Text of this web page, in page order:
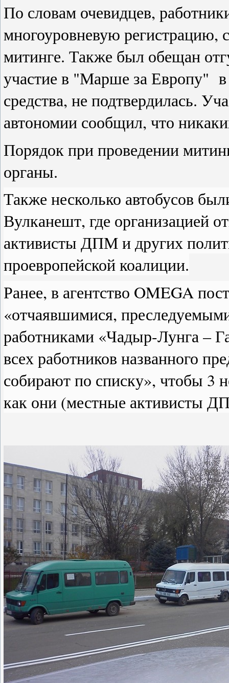
По словам очевидцев,
многоуровневую регистрацию,
митинге. Также был обещан
участие в "Марше за Европу"
средства, не подтвердилась.
автономии сообщил, что
Порядок при проведении
органы.
Также несколько автобусов
Вулканешт, где организацией
активисты ДПМ и других
проевропейской коалиции.
Ранее, в агентство OMEGA
«отчаявшимися,
работниками «Чадыр-Лунга –
всех работников названного
собирают по списку», чтобы 3
как они (местные активисты